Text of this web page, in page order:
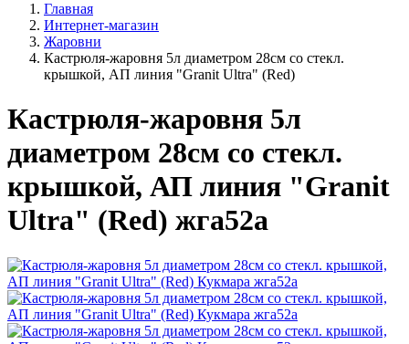
Главная
Интернет-магазин
Жаровни
Кастрюля-жаровня 5л диаметром 28см со стекл.
крышкой, АП линия "Granit Ultra" (Red)
Кастрюля-жаровня 5л
диаметром 28см со стекл.
крышкой, АП линия "Granit
Ultra" (Red) жга52а